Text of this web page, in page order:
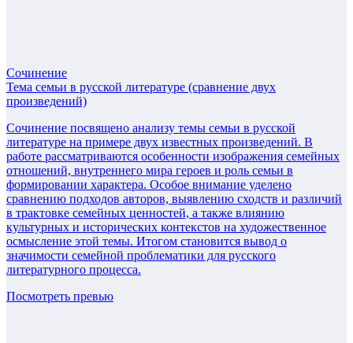
Сочинение
Тема семьи в русской литературе (сравнение двух
произведений)
Сочинение посвящено анализу темы семьи в русской
литературе на примере двух известных произведений. В
работе рассматриваются особенности изображения семейных
отношений, внутреннего мира героев и роль семьи в
формировании характера. Особое внимание уделено
сравнению подходов авторов, выявлению сходств и различий
в трактовке семейных ценностей, а также влиянию
культурных и исторических контекстов на художественное
осмысление этой темы. Итогом становится вывод о
значимости семейной проблематики для русского
литературного процесса.
Посмотреть превью